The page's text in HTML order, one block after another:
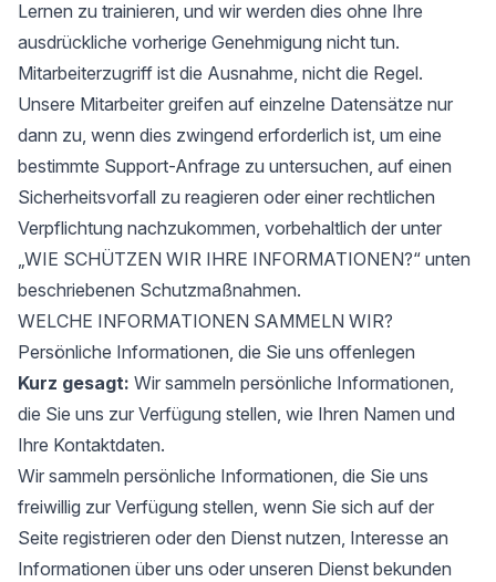
Lernen zu trainieren, und wir werden dies ohne Ihre
ausdrückliche vorherige Genehmigung nicht tun.
Mitarbeiterzugriff ist die Ausnahme, nicht die Regel.
Unsere Mitarbeiter greifen auf einzelne Datensätze nur
dann zu, wenn dies zwingend erforderlich ist, um eine
bestimmte Support-Anfrage zu untersuchen, auf einen
Sicherheitsvorfall zu reagieren oder einer rechtlichen
Verpflichtung nachzukommen, vorbehaltlich der unter
„WIE SCHÜTZEN WIR IHRE INFORMATIONEN?“ unten
beschriebenen Schutzmaßnahmen.
WELCHE INFORMATIONEN SAMMELN WIR?
Persönliche Informationen, die Sie uns offenlegen
Kurz gesagt: Wir sammeln persönliche Informationen,
die Sie uns zur Verfügung stellen, wie Ihren Namen und
Ihre Kontaktdaten.
Wir sammeln persönliche Informationen, die Sie uns
freiwillig zur Verfügung stellen, wenn Sie sich auf der
Seite registrieren oder den Dienst nutzen, Interesse an
Informationen über uns oder unseren Dienst bekunden